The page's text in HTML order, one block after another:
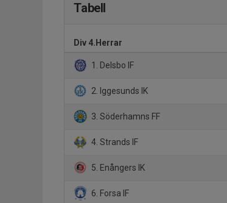
Tabell
Div 4.Herrar
1. Delsbo IF
2. Iggesunds IK
3. Söderhamns FF
4. Strands IF
5. Enångers IK
6. Forsa IF